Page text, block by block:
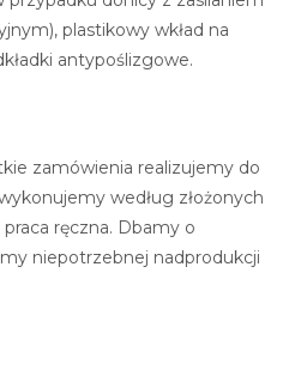
plastikowy wkład na
antypoślizgowe.
zamówienia realizujemy do
według złożonych
ręczna. Dbamy o
niepotrzebnej nadprodukcji